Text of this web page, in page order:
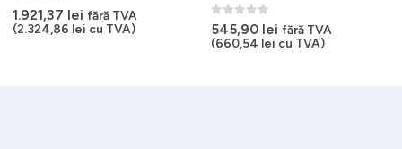
0 out of 5
1.921,37 lei fără TVA
(2.324,86 lei cu TVA) 0out of 5
545,90 lei fără TVA
(660,54 lei cu TVA)